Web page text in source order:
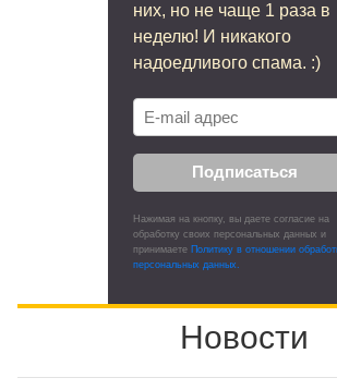
них, но не чаще 1 раза в
неделю! И никакого
надоедливого спама. :)
Подписаться
Нажимая на кнопку, вы даете согласие на
обработку своих персональных данных и
принимаете Политику в отношении
персональных данных.
Новости